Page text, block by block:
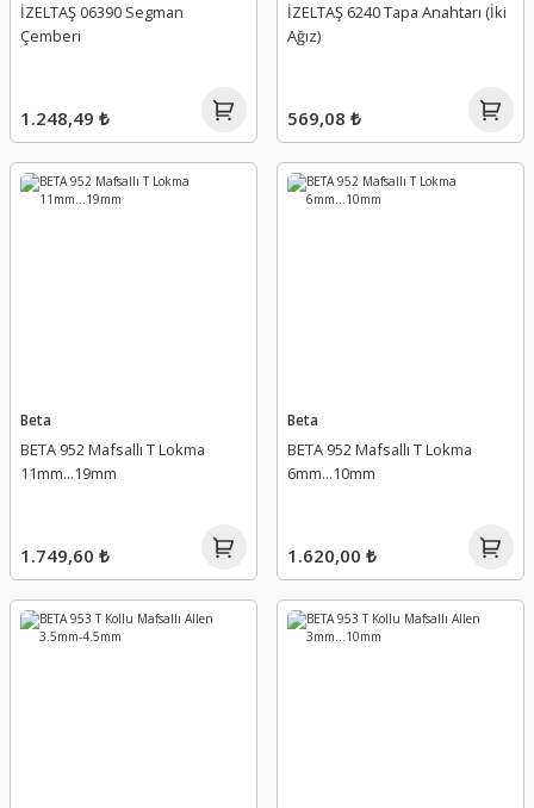
İZELTAŞ 06390 Segman
Çemberi
1.248,49 ₺
İZELTAŞ 6240 Tapa Anahtarı (İki
Ağız)
569,08 ₺
Beta
BETA 952 Mafsallı T Lokma
11mm...19mm
1.749,60 ₺
Beta
BETA 952 Mafsallı T Lokma
6mm...10mm
1.620,00 ₺